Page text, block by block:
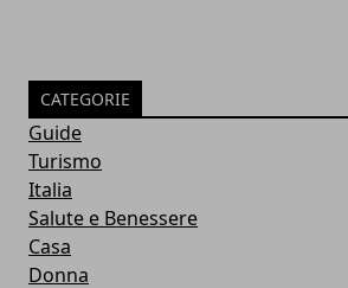
CATEGORIE
Guide
Turismo
Italia
Salute e Benessere
Casa
Donna